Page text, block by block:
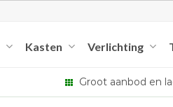
Kasten Verlichting
Groot aanbod en